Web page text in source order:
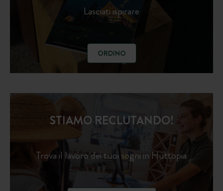
Lasciati ispirare
ORDINO
STIAMO RECLUTANDO!
Trova il lavoro dei tuoi sogni in Huttopia